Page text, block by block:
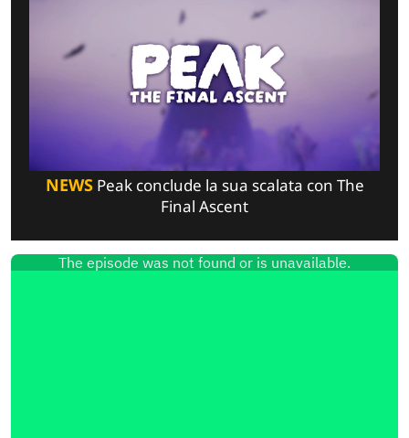
NEWSPeak conclude la sua scalata con The
Final Ascent